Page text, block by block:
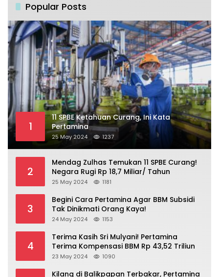
Popular Posts
1
11 SPBE Ketahuan Curang, Ini Kata
Pertamina
25 May 2024 1237
2
Mendag Zulhas Temukan 11 SPBE Curang!
Negara Rugi Rp 18,7 Miliar/ Tahun
25 May 2024 1181
3
Begini Cara Pertamina Agar BBM Subsidi
Tak Dinikmati Orang Kaya!
24 May 2024 1153
4
Terima Kasih Sri Mulyani! Pertamina
Terima Kompensasi BBM Rp 43,52 Triliun
23 May 2024 1090
Kilang di Balikpapan Terbakar, Pertamina